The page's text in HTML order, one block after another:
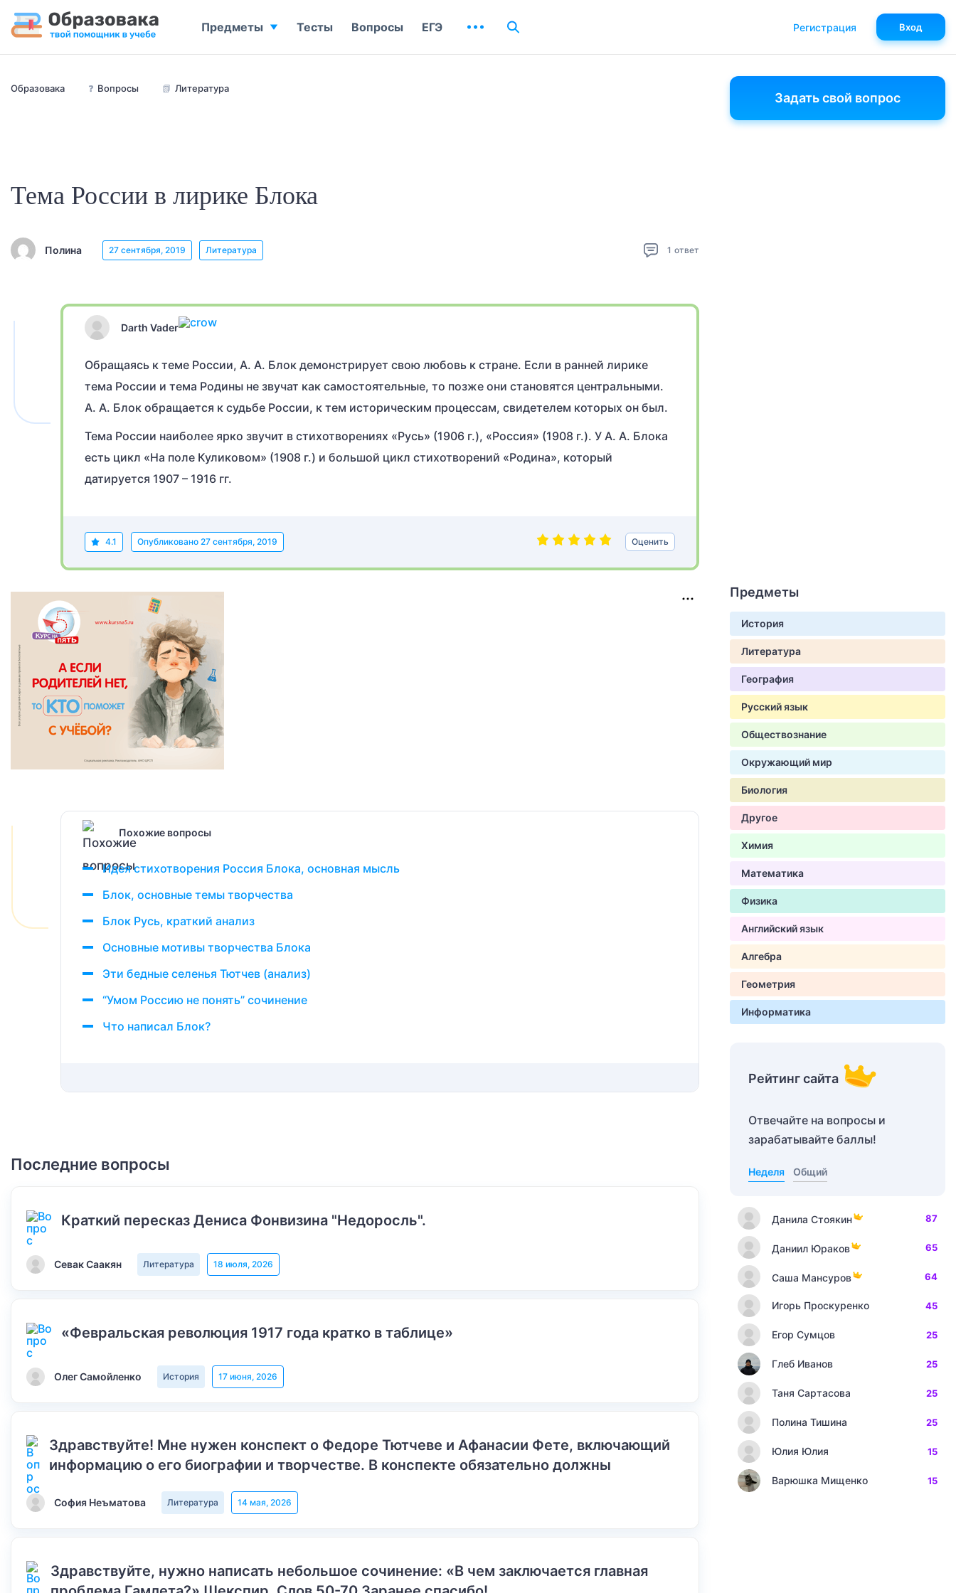
Образовака ❓ Вопросы 📗 Литература
Тема России в лирике Блока
Полина 27 сентября, 2019 Литература 1 ответ
Darth Vader
Обращаясь к теме России, А. А. Блок демонстрирует свою любовь к стране. Если в ранней лирике
тема России и тема Родины не звучат как самостоятельные, то позже они становятся центральными.
А. А. Блок обращается к судьбе России, к тем историческим процессам, свидетелем которых он был.
Тема России наиболее ярко звучит в стихотворениях «Русь» (1906 г.), «Россия» (1908 г.). У А. А. Блока
есть цикл «На поле Куликовом» (1908 г.) и большой цикл стихотворений «Родина», который
датируется 1907 – 1916 гг.
4.1 Опубликовано 27 сентября, 2019 Оценить
Похожие вопросы
Идея стихотворения Россия Блока, основная мысль
Блок, основные темы творчества
Блок Русь, краткий анализ
Основные мотивы творчества Блока
Эти бедные селенья Тютчев (анализ)
“Умом Россию не понять” сочинение
Что написал Блок?
Последние вопросы
Краткий пересказ Дениса Фонвизина "Недоросль".
Севак Саакян Литература 18 июля, 2026
«Февральская революция 1917 года кратко в таблице»
Олег Самойленко История 17 июня, 2026
Здравствуйте! Мне нужен конспект о Федоре Тютчеве и Афанасии Фете, включающий
информацию о его биографии и творчестве. В конспекте обязательно должны
София Неъматова Литература 14 мая, 2026
Здравствуйте, нужно написать небольшое сочинение: «В чем заключается главная
Задать свой вопрос
Предметы
История
Литература
География
Русский язык
Обществознание
Окружающий мир
Биология
Другое
Химия
Математика
Физика
Английский язык
Алгебра
Геометрия
Информатика
Рейтинг сайта
Отвечайте на вопросы и
зарабатывайте баллы!
Неделя Общий
Данила Стоякин 87
Даниил Юраков 65
Саша Мансуров 64
Игорь Проскуренко 45
Егор Сумцов 25
Глеб Иванов 25
Таня Сартасова 25
Полина Тишина 25
Юлия Юлия 15
Варюшка Мищенко 15
Предметы Тесты Вопросы ЕГЭ Регистрация Вход